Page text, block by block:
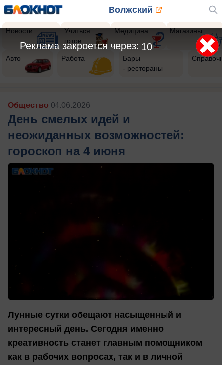
Волжский
Новости
Учиться
готов
Медицина Магазины
Авто Работа
Бары
- рестораны
Общество 04.06.2026
День смелых идей и
неожиданных возможностей:
гороскоп на 4 июня
Лунные сутки обещают насыщенный и
интересный день. Сегодня именно
креативность станет главным помощником
как в рабочих вопросах, так и в личной
8
Реклама закроется через: